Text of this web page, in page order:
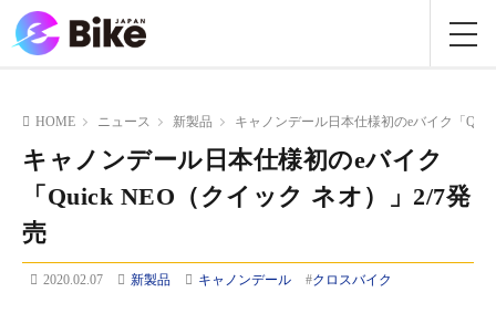
HOME ニュース 新製品 キャノンデール日本仕様初のeバイク「
キャノンデール日本仕様初のeバイク
「Quick NEO（クイック ネオ）」2/7発
売
2020.02.07 新製品 キャノンデール #クロスバイク